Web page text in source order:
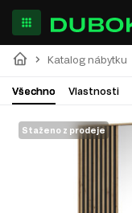
Katalog nábytku
Všechno Vlastnosti
Staženo z prodeje